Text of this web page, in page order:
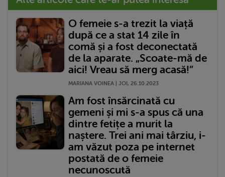
O femeie s-a trezit la viață
după ce a stat 14 zile în
comă și a fost deconectată
de la aparate. „Scoate-mă de
aici! Vreau să merg acasă!”
MARIANA VOINEA | JOI, 26.10.2023
Am fost însărcinată cu
gemeni și mi s-a spus că una
dintre fetițe a murit la
naștere. Trei ani mai târziu, i-
am văzut poza pe internet
postată de o femeie
necunoscută